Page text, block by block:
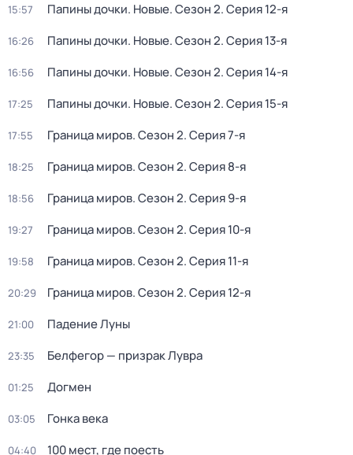
15:57 Папины дочки. Новые. Сезон 2. Серия 12-я
16:26 Папины дочки. Новые. Сезон 2. Серия 13-я
16:56 Папины дочки. Новые. Сезон 2. Серия 14-я
17:25 Папины дочки. Новые. Сезон 2. Серия 15-я
17:55 Граница миров. Сезон 2. Серия 7-я
18:25 Граница миров. Сезон 2. Серия 8-я
18:56 Граница миров. Сезон 2. Серия 9-я
19:27 Граница миров. Сезон 2. Серия 10-я
19:58 Граница миров. Сезон 2. Серия 11-я
20:29 Граница миров. Сезон 2. Серия 12-я
21:00 Падение Луны
23:35 Белфегор — призрак Лувра
01:25 Догмен
03:05 Гонка века
04:40 100 мест, где поесть